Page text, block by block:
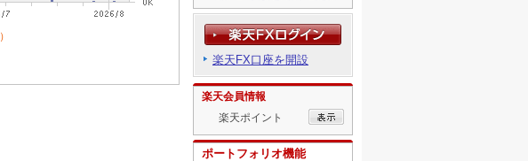
楽天FX口座を開設
楽天会員情報
楽天ポイント
ポートフォリオ機能